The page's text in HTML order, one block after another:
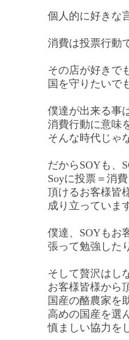
個人的に好きな
消費は投票行動
その店が好きで
国を守りたいで
僕達が出来る事
消費行動に意味
そんな時代じゃ
だからSOYも、
Soyに投票＝消
頂けるお客様皆
成り立っていま
僕達、SOYもお
張って勉強した
そして贅沢はし
お客様皆様から
国産の酪農家を
高めの国産を選
慎ましい協力を